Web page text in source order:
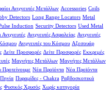
Ανιχνευτές Μετάλλων Accessories Coils
Detectors Long Range Locators Metal
Induction Security Detectors Used Metal
Ανιχνευτές Ασφαλείας Ανιχνευτές
Κόσμου Ανιχνευτές του Κόσμου Αξεσουάρ
Δείτε Προσφορές Δείτε Προσφορές Εκκρεμές
Μαγνήτες Μετάλλων Μαγνήτες Μετάλλων
Νέα Προϊόντα Νέα Προϊόντα
Πηνία Πυραμίδες - Chakra Ραβδοσκοπικά
Φυσικός Χρυσός Χωρίς κατηγορία